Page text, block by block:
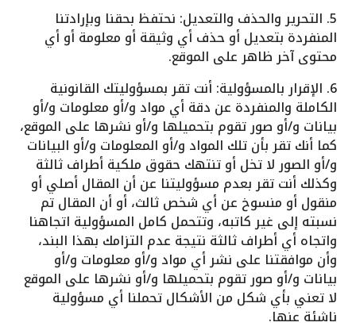
5. التحرير والحذف والتعديل: نحتفظ بحقنا وبإرادتنا
المنفردة بتعديل أو حذف أي وثيقة أو معلومة أو أي
محتوى آخر ظاهر على الموقع.
6. الإقرار بالمسؤولية: أنت تقر بمسؤوليتك القانونية
الكاملة والمنفردة عن دقة أي مواد و/أو معلومات و/أو
بيانات و/أو صور تقوم بتحميلها و/أو نشرها على الموقع،
كما أنك تقر بأن تلك المواد و/أو المعلومات و/أو البيانات
و/أو الصور لا تخل أو تنتهك حقوق ملكية أطراف ثالثة
وكذلك أنت تقر بعدم مسؤوليتنا عن أن المقال أصلي أو
منقول أو منسوخ عن أي شخص ثالث، أو أن المقال تم
نسبته إلى غير كاتبه، وتتحمل كامل المسؤولية اتجاهنا
واتجاه أي أطراف ثالثة نتيجة عدم التزامك بهذا البند،
وأن موافقتنا على نشر أي مواد و/أو معلومات و/أو
بيانات و/أو صور تقوم بتحميلها و/أو نشرها على الموقع
لا تعني بأي شكل من الأشكال تحملنا أي مسؤولية
ناشئة عنها.